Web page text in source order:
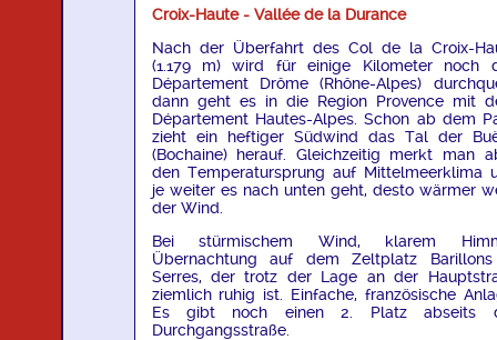
Croix-Haute - Vallée de la Durance
Nach der Überfahrt des Col de la Croix-
(1.179 m) wird für einige Kilometer noch
Département Drôme (Rhône-Alpes)
dann geht es in die Region Provence mit
Département Hautes-Alpes. Schon ab dem
zieht ein heftiger Südwind das Tal der
(Bochaine) herauf. Gleichzeitig merkt man
den Temperatursprung auf Mittelmeerklima
je weiter es nach unten geht, desto wärmer
der Wind.
Bei stürmischem Wind, klarem
Übernachtung auf dem Zeltplatz
Serres, der trotz der Lage an der
ziemlich ruhig ist. Einfache, französische
Es gibt noch einen 2. Platz abseits
Durchgangsstraße.